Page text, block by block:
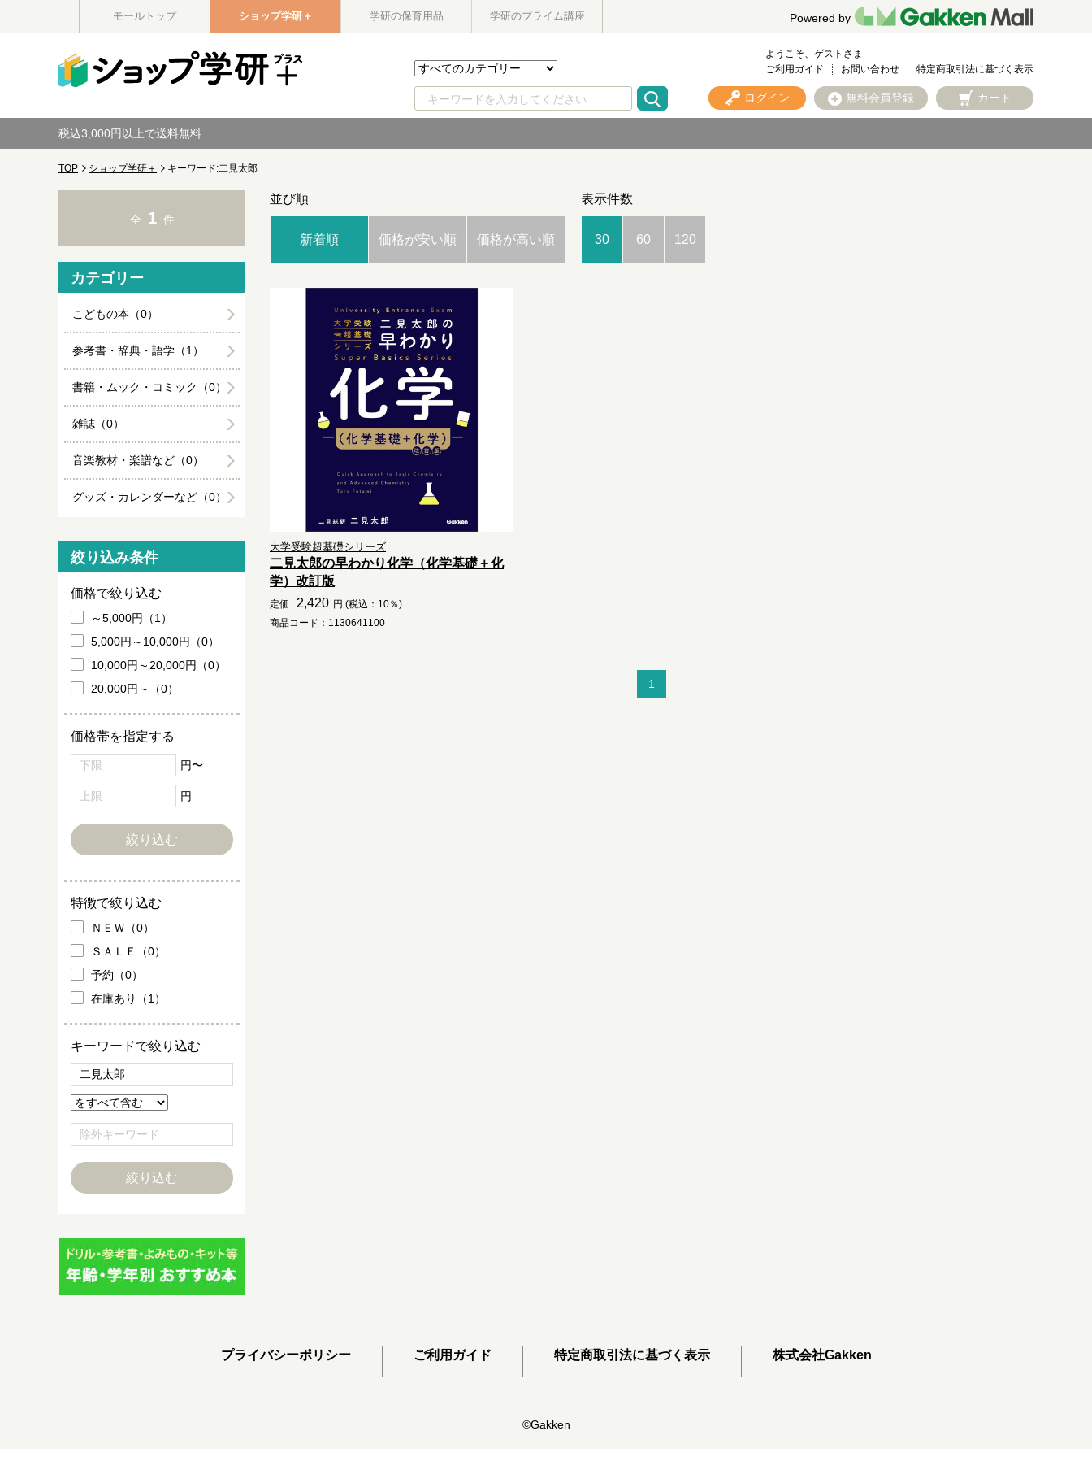
モールトップ ショップ学研＋ 学研の保育用品 学研のプライム講座 Powered by
ようこそ、ゲストさま
ご利用ガイド
お問い合わせ 特定商取引法に基づく表示
ログイン 無料会員登録 カート
税込3,000円以上で送料無料
TOP ショップ学研＋ キーワード:二見太郎
並び順
新着順 価格が安い順 価格が高い順
表示件数
30 60 120
大学受験超基礎シリーズ
二見太郎の早わかり化学（化学基礎＋化
学）改訂版
定価 2,420 円 (税込：10％)
商品コード：1130641100
1
全 1 件
カテゴリー
こどもの本（0）
参考書・辞典・語学（1）
書籍・ムック・コミック（0）
雑誌（0）
音楽教材・楽譜など（0）
グッズ・カレンダーなど（0）
絞り込み条件
価格で絞り込む
～5,000円（1）
5,000円～10,000円（0）
10,000円～20,000円（0）
20,000円～（0）
価格帯を指定する
円〜
円
特徴で絞り込む
ＮＥＷ（0）
ＳＡＬＥ（0）
予約（0）
在庫あり（1）
キーワードで絞り込む
プライバシーポリシー ご利用ガイド 特定商取引法に基づく表示 株式会社Gakken
©Gakken